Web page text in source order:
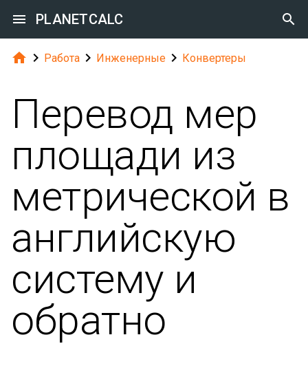
 PLANETCALC 
  Работа  Инженерные  Конвертеры
Перевод мер
площади из
метрической в
английскую
систему и
обратно